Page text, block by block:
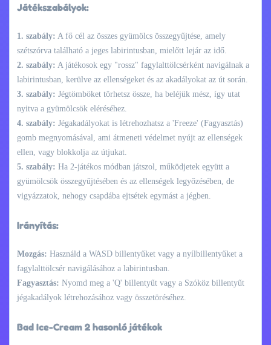
Játékszabályok:
1. szabály: A fő cél az összes gyümölcs összegyűjtése, amely
szétszórva található a jeges labirintusban, mielőtt lejár az idő.
2. szabály: A játékosok egy "rossz" fagylalttölcsérként navigálnak a
labirintusban, kerülve az ellenségeket és az akadályokat az út során.
3. szabály: Jégtömböket törhetsz össze, ha beléjük mész, így utat
nyitva a gyümölcsök eléréséhez.
4. szabály: Jégakadályokat is létrehozhatsz a 'Freeze' (Fagyasztás)
gomb megnyomásával, ami átmeneti védelmet nyújt az ellenségek
ellen, vagy blokkolja az útjukat.
5. szabály: Ha 2-játékos módban játszol, működjetek együtt a
gyümölcsök összegyűjtésében és az ellenségek legyőzésében, de
vigyázzatok, nehogy csapdába ejtsétek egymást a jégben.
Irányítás:
Mozgás: Használd a WASD billentyűket vagy a nyílbillentyűket a
fagylalttölcsér navigálásához a labirintusban.
Fagyasztás: Nyomd meg a 'Q' billentyűt vagy a Szóköz billentyűt
jégakadályok létrehozásához vagy összetöréséhez.
Bad Ice-Cream 2 hasonló játékok